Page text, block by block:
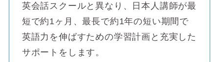
英会話スクールと異なり、日本人講師が最
短で約1ヶ月、最長で約1年の短い期間で
英語力を伸ばすための学習計画と充実した
サポートをします。